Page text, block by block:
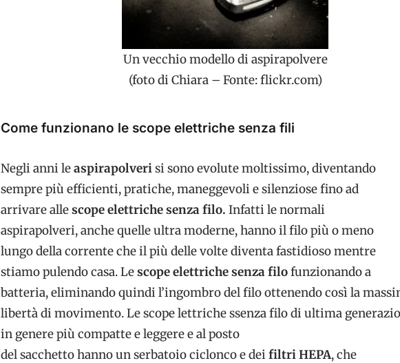
Un vecchio modello di aspirapolvere
(foto di Chiara – Fonte: flickr.com)
Come funzionano le scope elettriche senza fili
Negli anni leaspirapolverisi sono evolute moltissimo, diventando
sempre più efficienti, pratiche, maneggevoli e silenziose fino ad
arrivare allescope elettriche senza filo. Infatti le normali
aspirapolveri, anche quelle ultra moderne, hanno il filo più o meno
lungo della corrente che il più delle volte diventa fastidioso mentre
stiamo pulendo casa. Lescope elettriche senza filofunzionando a
batteria, eliminando quindi l’ingombro del filo ottenendo così la
libertà di movimento. Le scope lettriche ssenza filo di ultima
in genere più compatte e leggere e al posto
del sacchetto hanno un serbatoio ciclonco e dei filtri HEPA, che